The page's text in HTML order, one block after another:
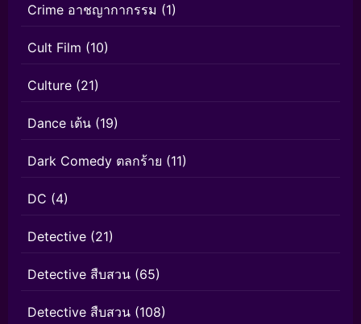
Crime อาชญากากรรม (1)
Cult Film (10)
Culture (21)
Dance เต้น (19)
Dark Comedy ตลกร้าย (11)
DC (4)
Detective (21)
Detective สืบสวน (65)
Detective สืบสวน (108)